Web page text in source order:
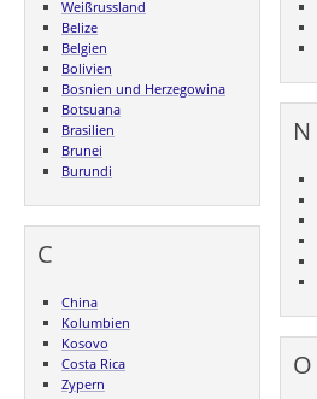
Weißrussland
Belize
Belgien
Bolivien
Bosnien und Herzegowina
Botsuana
Brasilien
Brunei
Burundi
C
China
Kolumbien
Kosovo
Costa Rica
Zypern
N
O